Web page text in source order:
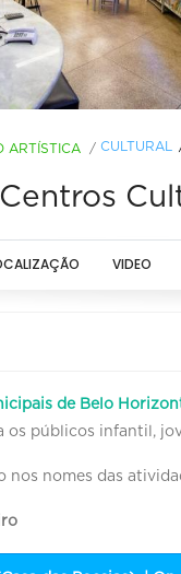
ARTÍSTICA / CULTURAL
VIDEO
de Belo
os públicos infantil,
nos nomes das